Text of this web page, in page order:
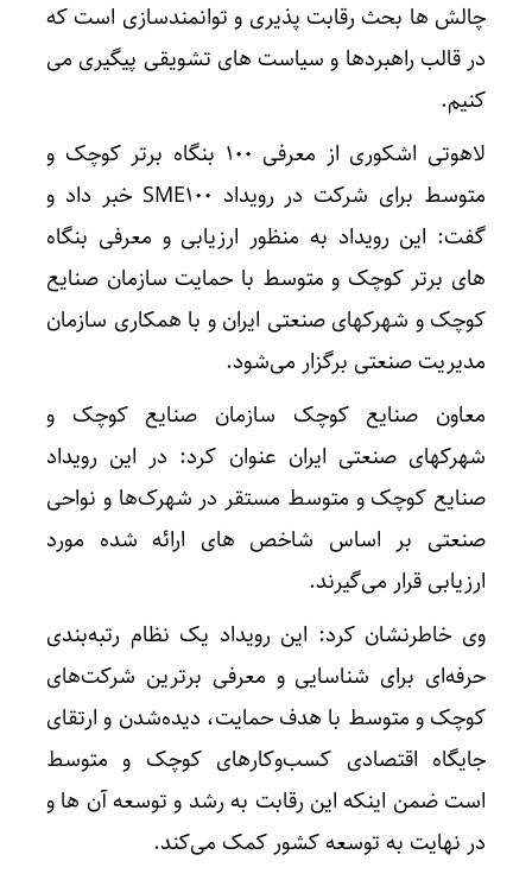
چالش ها بحث رقابت پذیری و توانمندسازی است که
در قالب راهبردها و سیاست های تشویقی پیگیری می
کنیم.
لاهوتی اشکوری از معرفی ۱۰۰ بنگاه برتر کوچک و
متوسط برای شرکت در رویداد SME100 خبر داد و
گفت: این رویداد به منظور ارزیابی و معرفی بنگاه
های برتر کوچک و متوسط با حمایت سازمان صنایع
کوچک و شهرکهای صنعتی ایران و با همکاری سازمان
مدیریت صنعتی برگزار می‌شود.
معاون صنایع کوچک سازمان صنایع کوچک و
شهرکهای صنعتی ایران عنوان کرد: در این رویداد
صنایع کوچک و متوسط مستقر در شهرک‌ها و نواحی
صنعتی بر اساس شاخص های ارائه شده مورد
ارزیابی قرار می‌گیرند.
وی خاطرنشان کرد: این رویداد یک نظام رتبه‌بندی
حرفه‌ای برای شناسایی و معرفی برترین شرکت‌های
کوچک و متوسط با هدف حمایت، دیده‌شدن و ارتقای
جایگاه اقتصادی کسب‌وکارهای کوچک و متوسط
است ضمن اینکه این رقابت به رشد و توسعه آن ها و
در نهایت به توسعه کشور کمک می‌کند.